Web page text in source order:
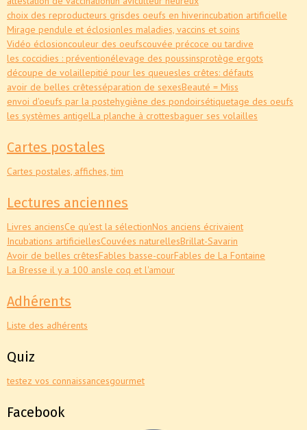
choix des reproducteurs grisdes oeufs en hiverincubation artificielle
Mirage pendule et éclosionles maladies, vaccins et soins
Vidéo éclosioncouleur des oeufscouvée précoce ou tardive
les coccidies : préventionélevage des poussinsprotège ergots
découpe de volaillepitié pour les queuesles crêtes: défauts
avoir de belles crêtesséparation de sexesBeauté = Miss
envoi d'oeufs par la postehygiène des pondoirsétiquetage des oeufs
les systèmes antigelLa planche à crottesbaguer ses volailles
Cartes postales
Cartes postales, affiches, tim
Lectures anciennes
Livres anciensCe qu'est la sélectionNos anciens écrivaient
Incubations artificiellesCouvées naturellesBrillat-Savarin
Avoir de belles crêtesFables basse-courFables de La Fontaine
La Bresse il y a 100 ansle coq et l'amour
Adhérents
Liste des adhérents
Quiz
testez vos connaissancesgourmet
Facebook